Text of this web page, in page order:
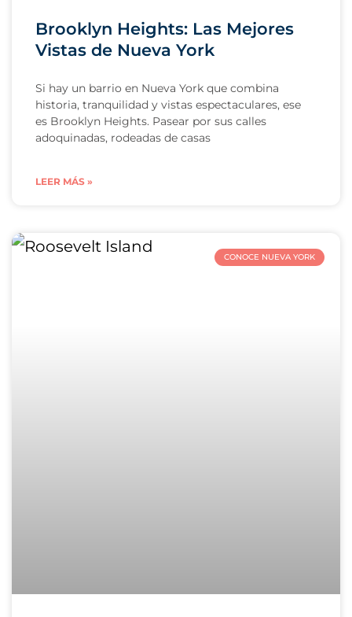
Brooklyn Heights: Las Mejores
Vistas de Nueva York
Si hay un barrio en Nueva York que combina
historia, tranquilidad y vistas espectaculares, ese
es Brooklyn Heights. Pasear por sus calles
adoquinadas, rodeadas de casas
LEER MÁS »
CONOCE NUEVA YORK